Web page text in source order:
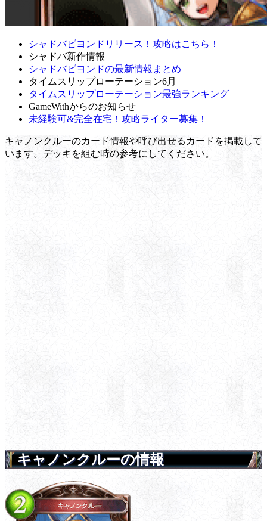
シャドバビヨンドリリース！攻略はこちら！
シャドバ新作情報
シャドバビヨンドの最新情報まとめ
タイムスリップローテーション6月
タイムスリップローテーション最強ランキング
GameWithからのお知らせ
未経験可&完全在宅！攻略ライター募集！
キャノンクルーのカード情報や呼び出せるカードを掲載して
います。デッキを組む時の参考にしてください。
キャノンクルーの情報